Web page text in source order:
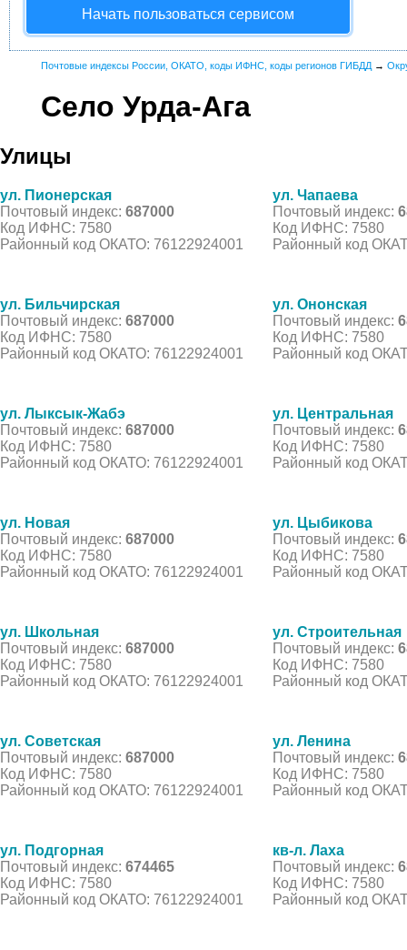
Начать пользоваться сервисом
Почтовые индексы России, ОКАТО, коды ИФНС, коды регионов ГИБДД →
Село Урда-Ага
Улицы
ул. Пионерская
Почтовый индекс: 687000
Код ИФНС: 7580
Районный код ОКАТО: 76122924001
ул. Чапаева
Почтовый индекс:
Код ИФНС: 7580
Районный код
ул. Бильчирская
Почтовый индекс: 687000
Код ИФНС: 7580
Районный код ОКАТО: 76122924001
ул. Ононская
Почтовый индекс:
Код ИФНС: 7580
Районный код
ул. Лыксык-Жабэ
Почтовый индекс: 687000
Код ИФНС: 7580
Районный код ОКАТО: 76122924001
ул. Центральная
Почтовый индекс:
Код ИФНС: 7580
Районный код
ул. Новая
Почтовый индекс: 687000
Код ИФНС: 7580
Районный код ОКАТО: 76122924001
ул. Цыбикова
Почтовый индекс:
Код ИФНС: 7580
Районный код
ул. Школьная
Почтовый индекс: 687000
Код ИФНС: 7580
Районный код ОКАТО: 76122924001
ул. Строительная
Почтовый индекс:
Код ИФНС: 7580
Районный код
ул. Советская
Почтовый индекс: 687000
Код ИФНС: 7580
Районный код ОКАТО: 76122924001
ул. Ленина
Почтовый индекс:
Код ИФНС: 7580
Районный код
ул. Подгорная
Почтовый индекс: 674465
Код ИФНС: 7580
Районный код ОКАТО: 76122924001
кв-л. Лаха
Почтовый индекс:
Код ИФНС: 7580
Районный код